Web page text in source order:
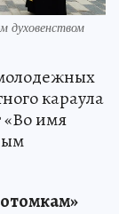
караула
«Во имя